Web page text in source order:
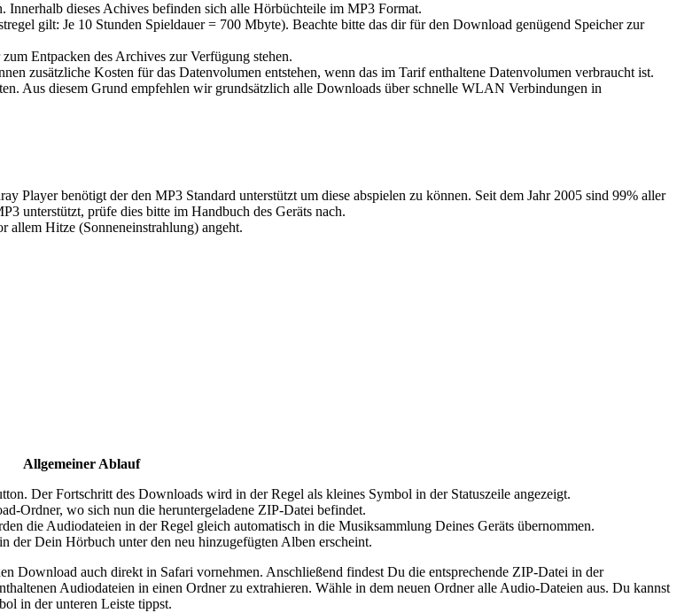
dieses Achives befinden sich alle Hörbüchteile im MP3 Format.
gilt: Je 10 Stunden Spieldauer = 700 Mbyte). Beachte bitte das dir für den Download genügend Speicher zur
Entpacken des Archives zur Verfügung stehen.
zusätzliche Kosten für das Datenvolumen entstehen, wenn das im Tarif enthaltene Datenvolumen verbraucht ist.
Aus diesem Grund empfehlen wir grundsätzlich alle Downloads über schnelle WLAN Verbindungen in
benötigt der den MP3 Standard unterstützt um diese abspielen zu können. Seit dem Jahr 2005 sind 99% aller
unterstützt, prüfe dies bitte im Handbuch des Geräts nach.
Hitze (Sonneneinstrahlung) angeht.
Allgemeiner Ablauf
Der Fortschritt des Downloads wird in der Regel als kleines Symbol in der Statuszeile angezeigt.
Ordner, wo sich nun die heruntergeladene ZIP-Datei befindet.
die Audiodateien in der Regel gleich automatisch in die Musiksammlung Deines Geräts übernommen.
Dein Hörbuch unter den neu hinzugefügten Alben erscheint.
Download auch direkt in Safari vornehmen. Anschließend findest Du die entsprechende ZIP-Datei in der
Audiodateien in einen Ordner zu extrahieren. Wähle in dem neuen Ordner alle Audio-Dateien aus. Du kannst
in der unteren Leiste tippst.